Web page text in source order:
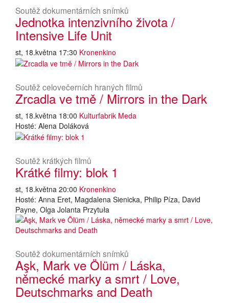
Soutěž dokumentárních snímků
Jednotka intenzivního života /
Intensive Life Unit
st, 18.května 17:30 Kronenkino
Soutěž celovečerních hraných filmů
Zrcadla ve tmě / Mirrors in the Dark
st, 18.května 18:00 Kulturfabrik Meda
Hosté: Alena Doláková
Soutěž krátkých filmů
Krátké filmy: blok 1
st, 18.května 20:00 Kronenkino
Hosté: Anna Eret, Magdalena Sienicka, Philip Píza, David
Payne, Olga Jolanta Przytuła
Soutěž dokumentárních snímků
Aşk, Mark ve Ölüm / Láska,
německé marky a smrt / Love,
Deutschmarks and Death